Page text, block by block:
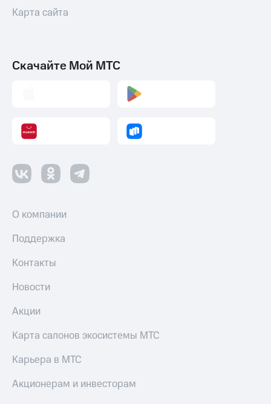
Карта сайта
Скачайте Мой МТС
О компании
Поддержка
Контакты
Новости
Акции
Карта салонов экосистемы МТС
Карьера в МТС
Акционерам и инвесторам